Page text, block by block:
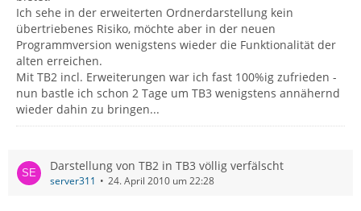
Ich sehe in der erweiterten Ordnerdarstellung kein
übertriebenes Risiko, möchte aber in der neuen
Programmversion wenigstens wieder die Funktionalität der
alten erreichen.
Mit TB2 incl. Erweiterungen war ich fast 100%ig zufrieden -
nun bastle ich schon 2 Tage um TB3 wenigstens annähernd
wieder dahin zu bringen...
Darstellung von TB2 in TB3 völlig verfälscht
server311 24. April 2010 um 22:28